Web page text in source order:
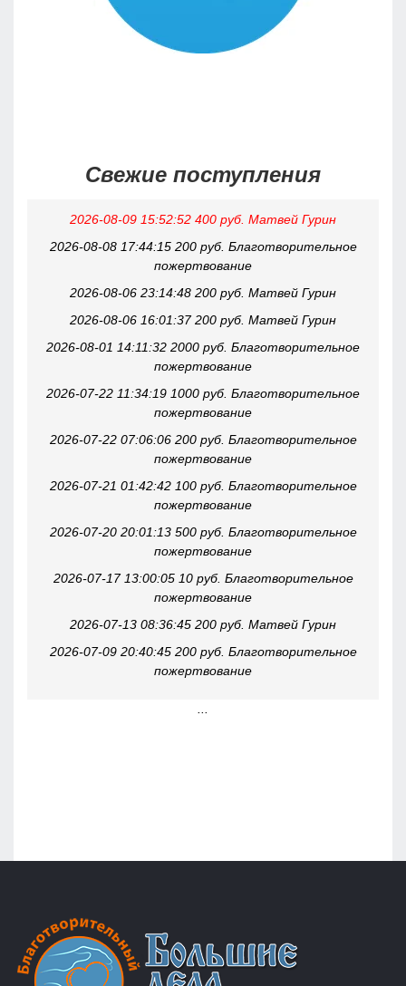
Свежие поступления
2026-08-09 15:52:52 400 руб. Матвей Гурин
2026-08-08 17:44:15 200 руб. Благотворительное
пожертвование
2026-08-06 23:14:48 200 руб. Матвей Гурин
2026-08-06 16:01:37 200 руб. Матвей Гурин
2026-08-01 14:11:32 2000 руб. Благотворительное
пожертвование
2026-07-22 11:34:19 1000 руб. Благотворительное
пожертвование
2026-07-22 07:06:06 200 руб. Благотворительное
пожертвование
2026-07-21 01:42:42 100 руб. Благотворительное
пожертвование
2026-07-20 20:01:13 500 руб. Благотворительное
пожертвование
2026-07-17 13:00:05 10 руб. Благотворительное
пожертвование
2026-07-13 08:36:45 200 руб. Матвей Гурин
2026-07-09 20:40:45 200 руб. Благотворительное
пожертвование
...